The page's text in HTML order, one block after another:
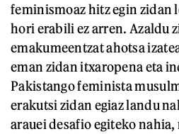
feminismoaz hitz egin zidan
hori erabili ez arren. Azaldu
emakumeentzat ahotsa
eman zidan itxaropena eta
Pakistango feminista
erakutsi zidan egiaz landu
arauei desafio egiteko